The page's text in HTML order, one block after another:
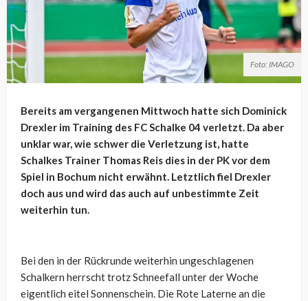
Foto: IMAGO
Bereits am vergangenen Mittwoch hatte sich Dominick
Drexler im Training des FC Schalke 04 verletzt. Da aber
unklar war, wie schwer die Verletzung ist, hatte
Schalkes Trainer Thomas Reis dies in der PK vor dem
Spiel in Bochum nicht erwähnt. Letztlich fiel Drexler
doch aus und wird das auch auf unbestimmte Zeit
weiterhin tun.
Bei den in der Rückrunde weiterhin ungeschlagenen
Schalkern herrscht trotz Schneefall unter der Woche
eigentlich eitel Sonnenschein. Die Rote Laterne an die